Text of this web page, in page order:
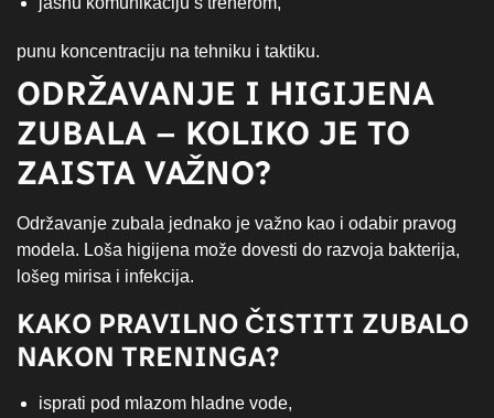
punu koncentraciju na tehniku i taktiku.
ODRŽAVANJE I HIGIJENA
ZUBALA – KOLIKO JE TO
ZAISTA VAŽNO?
Održavanje zubala jednako je važno kao i odabir pravog
modela. Loša higijena može dovesti do razvoja bakterija,
lošeg mirisa i infekcija.
KAKO PRAVILNO ČISTITI ZUBALO
NAKON TRENINGA?
isprati pod mlazom hladne vode,